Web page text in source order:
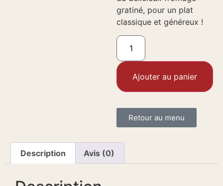
gratiné, pour un plat
classique et généreux !
Ajouter au panier
Retour au menu
Description Avis (0)